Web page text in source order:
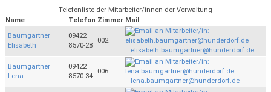
Telefonliste der Mitarbeiter/innen der Verwaltung
Name
Telefon Zimmer Mail
Baumgartner
Elisabeth
09422
8570-28
002
elisabeth.baumgartner@hunderdorf.de
Baumgartner
Lena
09422
8570-34
006
lena.baumgartner@hunderdorf.de